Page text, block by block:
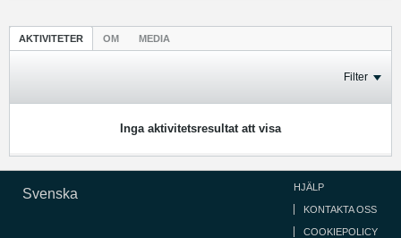
AKTIVITETER OM MEDIA
Filter
Inga aktivitetsresultat att visa
Svenska HJÄLP
KONTAKTA OSS
COOKIEPOLICY